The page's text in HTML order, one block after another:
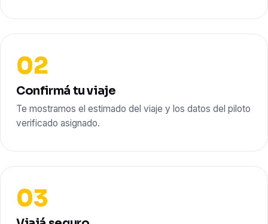
Confirmá tu viaje
Te mostramos el estimado del viaje y los datos del piloto
verificado asignado.